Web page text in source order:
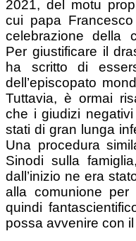
2021, del motu
cui papa
celebrazione della
Per giustificare il
ha scritto di
dell’episcopato
Tuttavia, è ormai
che i giudizi negativi
stati di gran lunga
Una procedura
Sinodi sulla
dall’inizio ne era
alla comunione
quindi
possa avvenire con